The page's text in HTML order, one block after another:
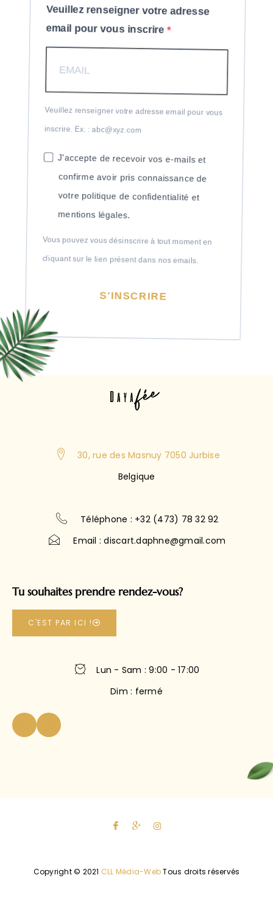
Veuillez renseigner votre adresse
email pour vous inscrire
Veuillez renseigner votre adresse email pour vous
inscrire. Ex. : abc@xyz.com
J'accepte de recevoir vos e-mails et
confirme avoir pris connaissance de
votre politique de confidentialité et
mentions légales.
Vous pouvez vous désinscrire à tout moment en
cliquant sur le lien présent dans nos emails.
S'INSCRIRE
30, rue des Masnuy 7050 Jurbise
Belgique
Téléphone : +32 (473) 78 32 92
Email : discart.daphne@gmail.com
Tu souhaites prendre rendez-vous?
C'EST PAR ICI !
Lun - Sam : 9:00 - 17:00
Dim : fermé
Copyright © 2021 CLL Média-WebTous droits réservés